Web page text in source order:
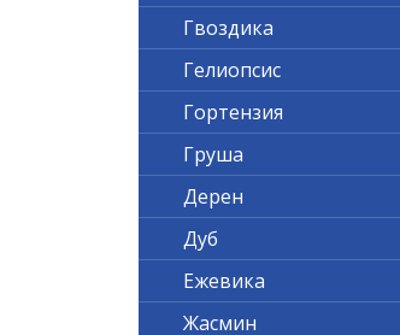
Гвоздика
Гелиопсис
Гортензия
Груша
Дерен
Дуб
Ежевика
Жасмин